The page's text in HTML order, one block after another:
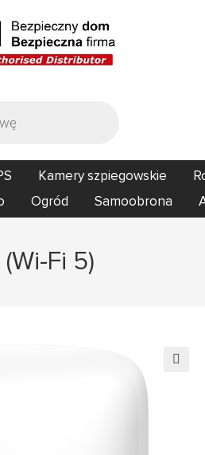
Kamery szpiegowskie
Ogród Samoobrona
Fi 5)